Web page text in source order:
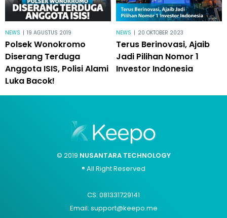
NEWS | 19 AGUSTUS 2019
Polsek Wonokromo
Diserang Terduga
Anggota ISIS, Polisi Alami
Luka Bacok!
NEWS | 20 OKTOBER 2023
Terus Berinovasi, Ajaib
Jadi Pilihan Nomor 1
Investor Indonesia
© 2019 NUSANTARA TECHNOLOGY
® All Right Reserved
CS: 081331729141
Email: support@keepo.me